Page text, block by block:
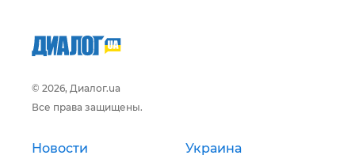
© 2026, Диалог.ua
Все права защищены.
Новости Украина